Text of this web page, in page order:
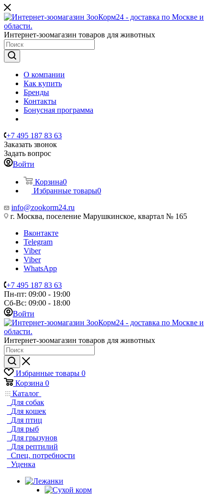
Интернет-зоомагазин товаров для животных
О компании
Как купить
Бренды
Контакты
Бонусная программа
+7 495 187 83 63
Заказать звонок
Задать вопрос
Войти
Корзина0
Избранные товары0
info@zookorm24.ru
г. Москва, поселение Марушкинское, квартал № 165
Вконтакте
Telegram
Viber
Viber
WhatsApp
+7 495 187 83 63
Пн-пт: 09:00 - 19:00
Сб-Вс: 09:00 - 18:00
Войти
Интернет-зоомагазин товаров для животных
Избранные товары 0
Корзина 0
Каталог
Для собак
Для кошек
Для птиц
Для рыб
Для грызунов
Для рептилий
Спец. потребности
Уценка